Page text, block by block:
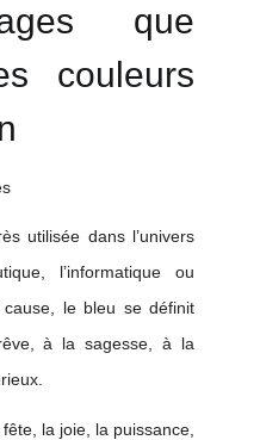
que
couleurs
utilisée dans l’univers
l’informatique ou
le bleu se définit
à la sagesse, à la
la joie, la puissance,